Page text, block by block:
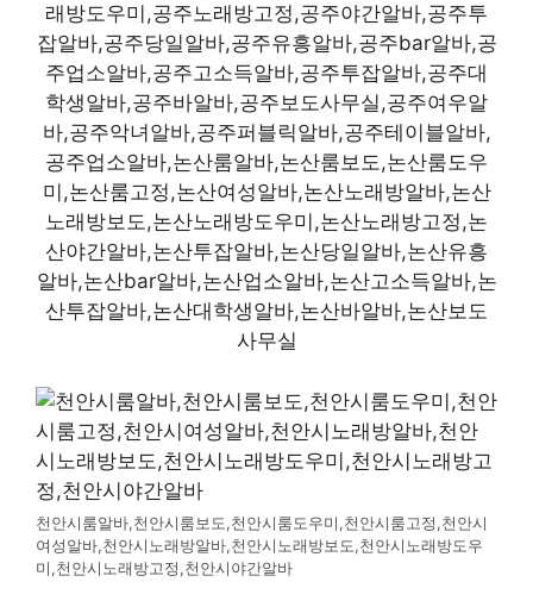
래방도우미,공주노래방고정,공주야간알바,공주투
잡알바,공주당일알바,공주유흥알바,공주bar알바,공
주업소알바,공주고소득알바,공주투잡알바,공주대
학생알바,공주바알바,공주보도사무실,공주여우알
바,공주악녀알바,공주퍼블릭알바,공주테이블알바,
공주업소알바,논산룸알바,논산룸보도,논산룸도우
미,논산룸고정,논산여성알바,논산노래방알바,논산
노래방보도,논산노래방도우미,논산노래방고정,논
산야간알바,논산투잡알바,논산당일알바,논산유흥
알바,논산bar알바,논산업소알바,논산고소득알바,논
산투잡알바,논산대학생알바,논산바알바,논산보도
사무실
천안시룸알바,천안시룸보도,천안시룸도우미,천안시룸고정,천안시
여성알바,천안시노래방알바,천안시노래방보도,천안시노래방도우
미,천안시노래방고정,천안시야간알바